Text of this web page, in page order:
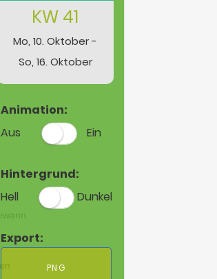
KW 41
Mo, 10. Oktober -
So, 16. Oktober
Animation:
Aus
Ein
Hintergrund:
Hell
Dunkel
Export:
PNG